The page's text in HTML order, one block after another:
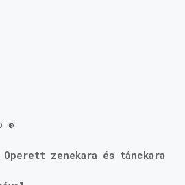
®
Operett zenekara és tánckara